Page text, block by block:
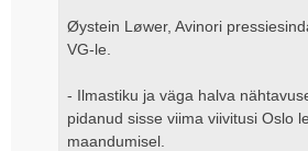
Øystein Løwer, Avinori
VG-le.
- Ilmastiku ja väga halva
pidanud sisse viima viivitusi Oslo
maandumisel.